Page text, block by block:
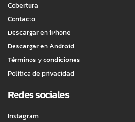
Cobertura
Contacto
Descargar en iPhone
Descargar en Android
Términos y condiciones
Política de privacidad
Redes sociales
Instagram